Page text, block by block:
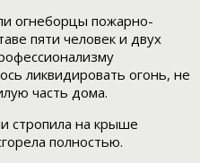
огнеборцы пожарно-
пяти человек и двух
ликвидировать огонь, не
часть дома.
стропила на крыше
полностью.